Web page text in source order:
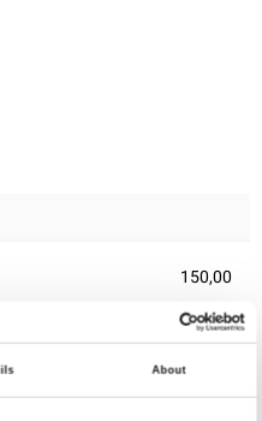
About
150,00
100% Baumwollpopeline
0,100 Kg.